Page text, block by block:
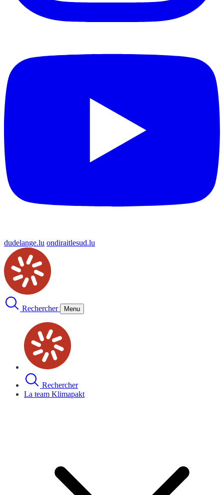
dudelange.lu ondiraitlesud.lu
Rechercher Menu
Rechercher
La team Klimapakt